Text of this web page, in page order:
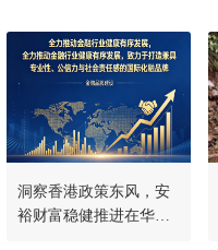
洞察香港政策东风，安
裕财富稳健推进在华战